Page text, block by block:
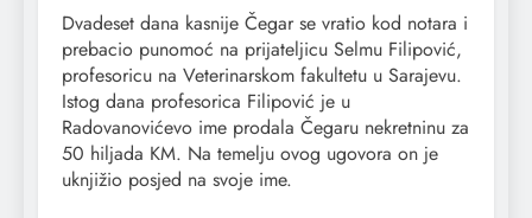
Dvadeset dana kasnije Čegar se vratio kod notara i
prebacio punomoć na prijateljicu Selmu Filipović,
profesoricu na Veterinarskom fakultetu u Sarajevu.
Istog dana profesorica Filipović je u
Radovanovićevo ime prodala Čegaru nekretninu za
50 hiljada KM. Na temelju ovog ugovora on je
uknjižio posjed na svoje ime.